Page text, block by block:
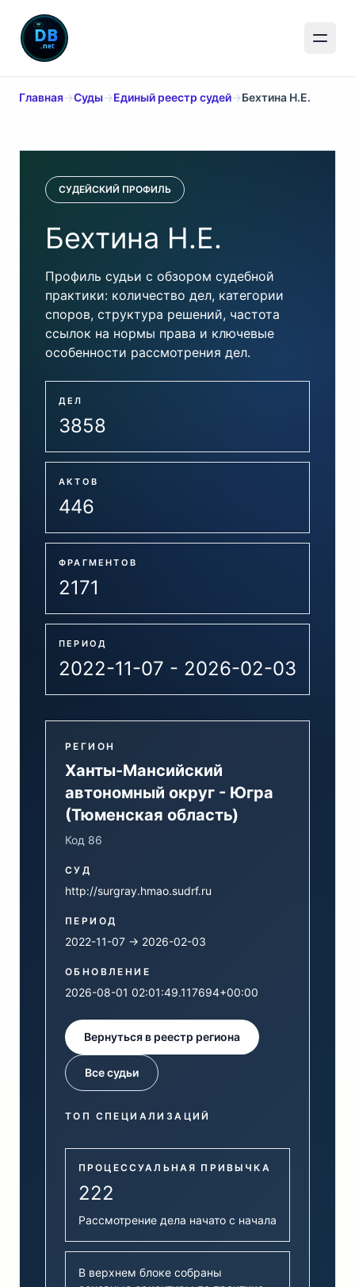
Главная→Суды→Единый реестр судей→Бехтина Н.Е.
СУДЕЙСКИЙ ПРОФИЛЬ
Бехтина Н.Е.
Профиль судьи с обзором судебной
практики: количество дел, категории
споров, структура решений, частота
ссылок на нормы права и ключевые
особенности рассмотрения дел.
ДЕЛ
3858
АКТОВ
446
ФРАГМЕНТОВ
2171
ПЕРИОД
2022-11-07 - 2026-02-03
РЕГИОН
Ханты-Мансийский
автономный округ - Югра
(Тюменская область)
Код 86
СУД
http://surgray.hmao.sudrf.ru
ПЕРИОД
2022-11-07 → 2026-02-03
ОБНОВЛЕНИЕ
2026-08-01 02:01:49.117694+00:00
Вернуться в реестр региона
Все судьи
ТОП СПЕЦИАЛИЗАЦИЙ
ПРОЦЕССУАЛЬНАЯ ПРИВЫЧКА
222
Рассмотрение дела начато с начала
В верхнем блоке собраны